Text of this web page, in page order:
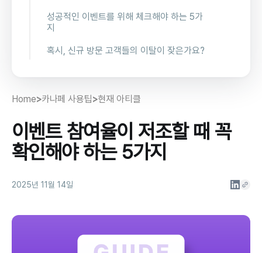
혹시 담당자님도 이런 문제를 겪고 계
신가요?
성공적인 이벤트를 위해 체크해야 하는 5가
지
✅리워드 구성이 후킹한가?
지 강조되었는가?
✅이벤트 재방문 유도 플로우가 잘 짜
✅ 이벤트 참여 허들이 너무 높지는
않은가?
는가?
혹시, 신규 방문 고객들의 이탈이 잦은가요?
키지
Home>카나페 사용팁>현재 아티클
이벤트 참여율이 저조할 때 꼭
확인해야 하는 5가지
2025년 11월 14일